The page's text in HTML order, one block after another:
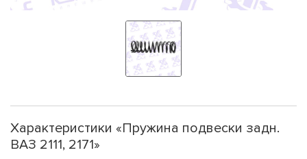
Характеристики «Пружина подвески задн.
ВАЗ 2111, 2171»